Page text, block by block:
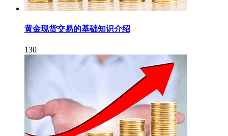
黄金现货交易的基础知识介绍
130